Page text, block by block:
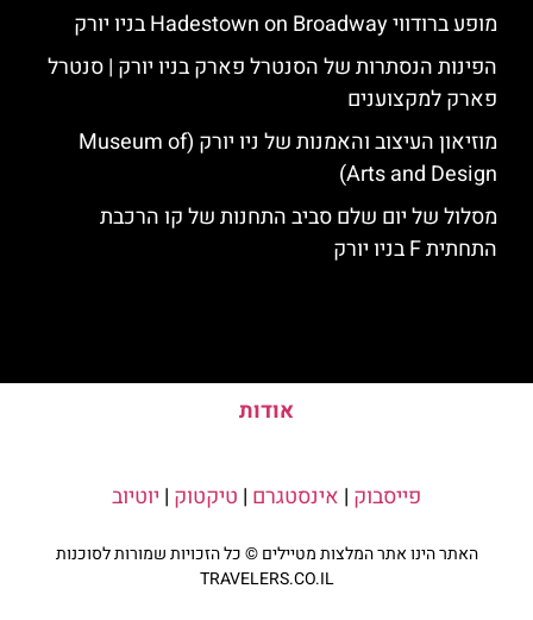
מופע ברודווי Hadestown on Broadway בניו יורק
הפינות הנסתרות של הסנטרל פארק בניו יורק | סנטרל
פארק למקצוענים
מוזיאון העיצוב והאמנות של ניו יורק (Museum of
Arts and Design)
מסלול של יום שלם סביב התחנות של קו הרכבת
התחתית F בניו יורק
אודות
פייסבוק | אינסטגרם | טיקטוק | יוטיוב
האתר הינו אתר המלצות מטיילים © כל הזכויות שמורות לסוכנות
TRAVELERS.CO.IL